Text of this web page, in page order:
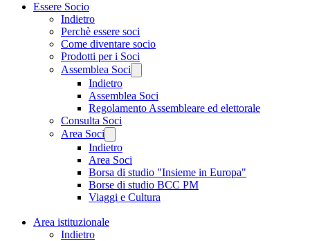
Essere Socio
Indietro
Perchè essere soci
Come diventare socio
Prodotti per i Soci
Assemblea Soci
Indietro
Assemblea Soci
Regolamento Assembleare ed elettorale
Consulta Soci
Area Soci
Indietro
Area Soci
Borsa di studio "Insieme in Europa"
Borse di studio BCC PM
Viaggi e Cultura
Area istituzionale
Indietro